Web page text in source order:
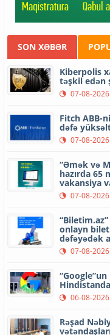
SON XƏBƏR
Kiberpolis
təşkil edən
07-08-2026
Fitch ABB-
dəfə
07-08-2026
“Əmək və
hazırda 65
vakansiya
07-08-2026
onlayn bilet
dəfəyədək
07-08-2026
06-08-2026
Rəşad